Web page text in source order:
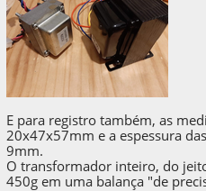
E para registro também, as
20x47x57mm e a espessura
9mm.
O transformador inteiro, do
450g em uma balança "de